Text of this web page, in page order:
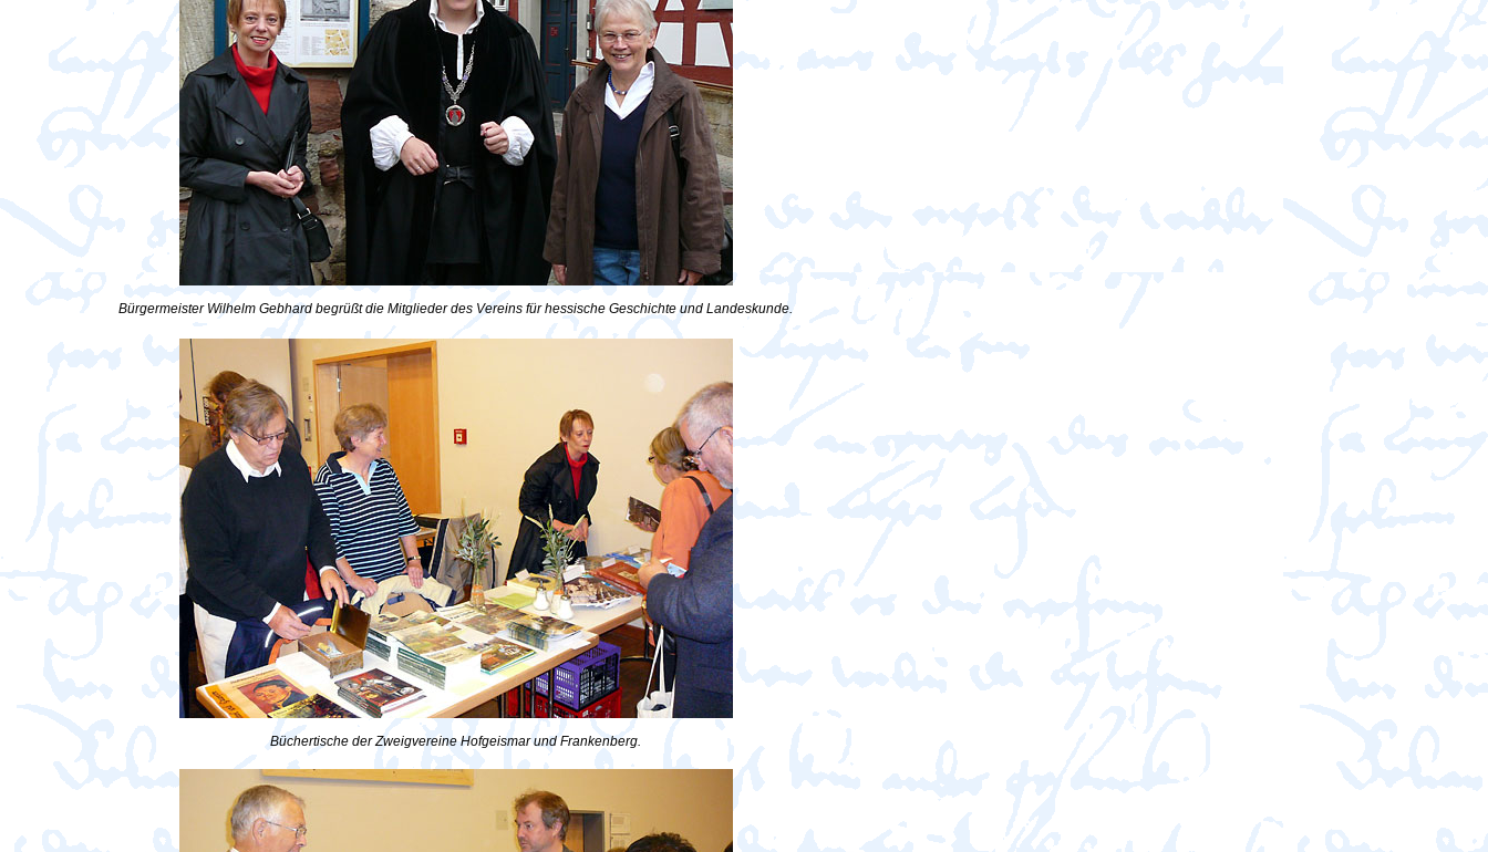
Bürgermeister Wilhelm Gebhard begrüßt die Mitglieder des Vereins für hessische Geschichte und Landeskunde.
Büchertische der Zweigvereine Hofgeismar und Frankenberg.